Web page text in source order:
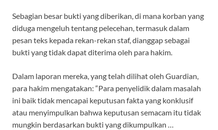
Sebagian besar bukti yang diberikan, di mana korban yang
diduga mengeluh tentang pelecehan, termasuk dalam
pesan teks kepada rekan-rekan staf, dianggap sebagai
bukti yang tidak dapat diterima oleh para hakim.
Dalam laporan mereka, yang telah dilihat oleh Guardian,
para hakim mengatakan: “Para penyelidik dalam masalah
ini baik tidak mencapai keputusan fakta yang konklusif
atau menyimpulkan bahwa keputusan semacam itu tidak
mungkin berdasarkan bukti yang dikumpulkan …